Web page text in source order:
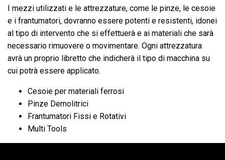
I mezzi utilizzati e le attrezzature, come le pinze, le cesoie
e i frantumatori, dovranno essere potenti e resistenti, idonei
al tipo di intervento che si effettuerà e ai materiali che sarà
necessario rimuovere o movimentare. Ogni attrezzatura
avrà un proprio libretto che indicherà il tipo di macchina su
cui potrà essere applicato.
Cesoie per materiali ferrosi
Pinze Demolitrici
Frantumatori Fissi e Rotativi
Multi Tools